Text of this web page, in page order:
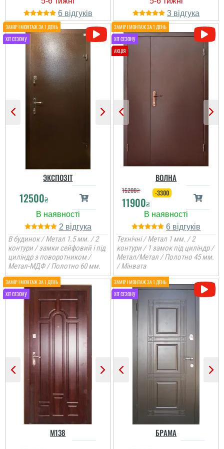
Артем
Двері мають три
недоліки: - замки. Це
БУКВАЛЬНО найбільш
дешманський китай на
ринку, захист рівня
шафки в басейні. Це
допустимо для
бюджетних дверей, але
варто попереджати
клієнтів, що замки
потрібн...
читати всі відгуки
Вікторія
Доповнення до
попереднього відгуку.
Про сміття знаємо,
дякую що нагадали.
Картон ніхто не забрав!
Світло є і це чудово!
Двері хороші. Дякую! ...
Хороший вариант для
квартиры за вменяемые
деньги, если смотреть
главное: 1. двери имеют
читати всі відгуки
6 3
ЭКСПОЗІТ
12500₴
2
В будинок / Метал 1.5 мм. / 2
контури / замки сейфовий і під
циліндр з поворотником /
Метал-МДФ / Полотно 60 мм.
Андрій
ВОЛНА
15200₴
11900₴
-3300
6
Технічні / Метал 1 мм. / 2
контури / 1 замок під циліндр /
Метал/Метал / Полотно 45 мм.
/ Мінвата
M138 БРАМА